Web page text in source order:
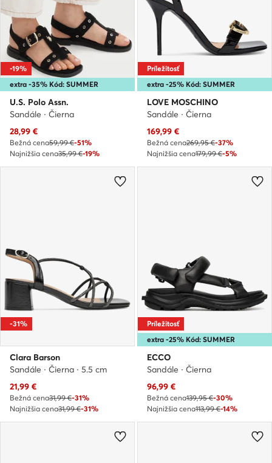
extra -35% Kód: SUMMER
-19%
U.S. Polo Assn.
Sandále · Čierna
Aktuálna cena
28,99 €
Bežná cena59,99 €-51%
Najnižšia cena35,99 €-19%
extra -25% Kód: SUMMER
Príležitosť
LOVE MOSCHINO
Sandále · Čierna
Aktuálna cena
169,99 €
Bežná cena269,95 €-37%
Najnižšia cena179,99 €-5%
-31%
Clara Barson
Sandále · Čierna · 5.5 cm
Aktuálna cena
21,99 €
Bežná cena31,99 €-31%
Najnižšia cena31,99 €-31%
extra -25% Kód: SUMMER
Príležitosť
ECCO
Sandále · Čierna
Aktuálna cena
96,99 €
Bežná cena139,95 €-30%
Najnižšia cena113,99 €-14%